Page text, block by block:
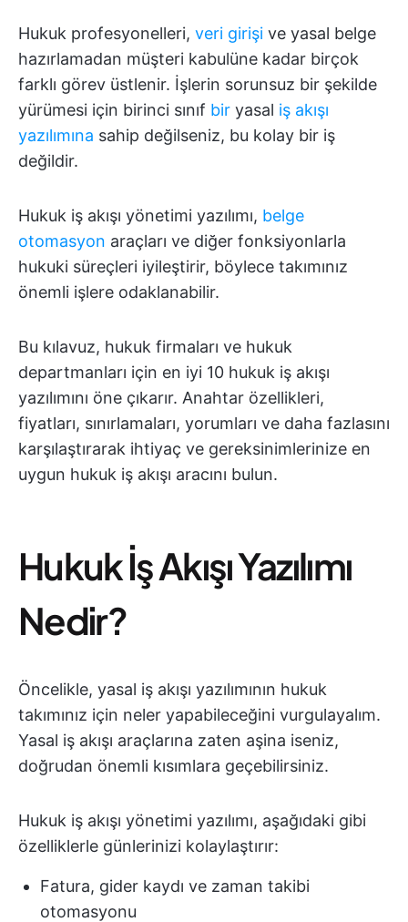
Hukuk profesyonelleri, veri girişi ve yasal belge
hazırlamadan müşteri kabulüne kadar birçok
farklı görev üstlenir. İşlerin sorunsuz bir şekilde
yürümesi için birinci sınıf bir yasal iş akışı
yazılımına sahip değilseniz, bu kolay bir iş
değildir.
Hukuk iş akışı yönetimi yazılımı, belge
otomasyon araçları ve diğer fonksiyonlarla
hukuki süreçleri iyileştirir, böylece takımınız
önemli işlere odaklanabilir.
Bu kılavuz, hukuk firmaları ve hukuk
departmanları için en iyi 10 hukuk iş akışı
yazılımını öne çıkarır. Anahtar özellikleri,
fiyatları, sınırlamaları, yorumları ve daha fazlasını
karşılaştırarak ihtiyaç ve gereksinimlerinize en
uygun hukuk iş akışı aracını bulun.
Hukuk İş Akışı Yazılımı
Nedir?
Öncelikle, yasal iş akışı yazılımının hukuk
takımınız için neler yapabileceğini vurgulayalım.
Yasal iş akışı araçlarına zaten aşina iseniz,
doğrudan önemli kısımlara geçebilirsiniz.
Hukuk iş akışı yönetimi yazılımı, aşağıdaki gibi
özelliklerle günlerinizi kolaylaştırır:
Fatura, gider kaydı ve zaman takibi
otomasyonu